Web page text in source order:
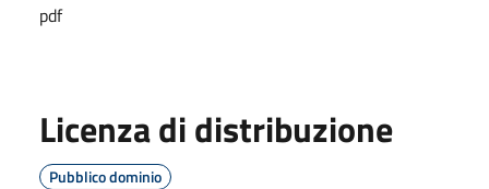
pdf
Licenza di distribuzione
Pubblico dominio